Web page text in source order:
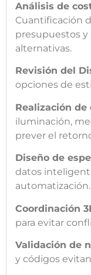
Análisis de
Cuantificación
presupuestos y
alternativas.
Revisión del
opciones de
Realización
iluminación,
prever el
Diseño de
datos
automatización.
Coordinación
para evitar
Validación de
y códigos